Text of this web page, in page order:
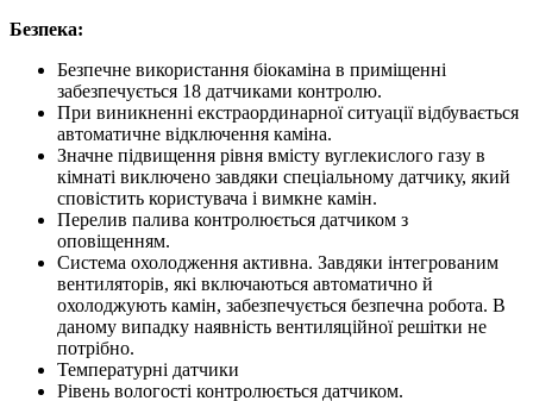
Безпека:
Безпечне використання біокаміна в приміщенні
забезпечується 18 датчиками контролю.
При виникненні екстраординарної ситуації відбувається
автоматичне відключення каміна.
Значне підвищення рівня вмісту вуглекислого газу в
кімнаті виключено завдяки спеціальному датчику, який
сповістить користувача і вимкне камін.
Перелив палива контролюється датчиком з
оповіщенням.
Система охолодження активна. Завдяки інтегрованим
вентиляторів, які включаються автоматично й
охолоджують камін, забезпечується безпечна робота. В
даному випадку наявність вентиляційної решітки не
потрібно.
Температурні датчики
Рівень вологості контролюється датчиком.